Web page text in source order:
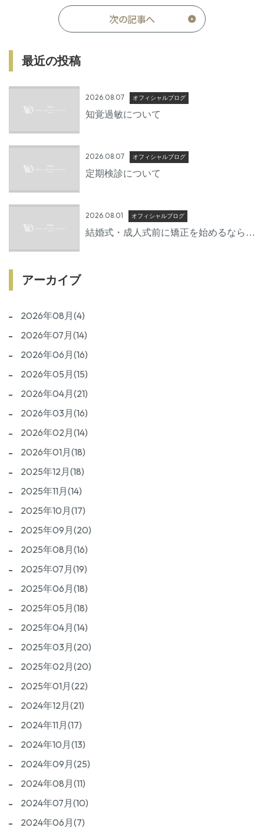
次の記事へ
最近の投稿
2026.08.07 オフィシャルブログ
知覚過敏について
2026.08.07 オフィシャルブログ
定期検診について
2026.08.01 オフィシャルブログ
結婚式・成人式前に矯正を始めるならい
アーカイブ
2026年08月(4)
2026年07月(14)
2026年06月(16)
2026年05月(15)
2026年04月(21)
2026年03月(16)
2026年02月(14)
2026年01月(18)
2025年12月(18)
2025年11月(14)
2025年10月(17)
2025年09月(20)
2025年08月(16)
2025年07月(19)
2025年06月(18)
2025年05月(18)
2025年04月(14)
2025年03月(20)
2025年02月(20)
2025年01月(22)
2024年12月(21)
2024年11月(17)
2024年10月(13)
2024年09月(25)
2024年08月(11)
2024年07月(10)
2024年06月(7)